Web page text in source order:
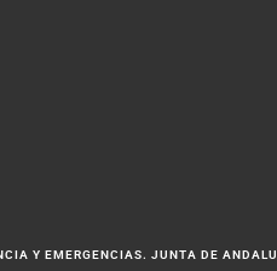
Y EMERGENCIAS. JUNTA DE